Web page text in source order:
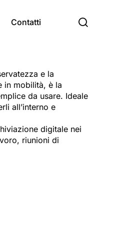
Contatti
e la
in mobilità, è la
da usare. Ideale
all’interno e
digitale nei
riunioni di